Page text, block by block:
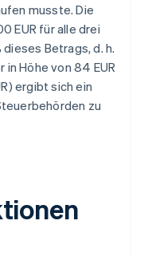
musste. Die
EUR für alle drei
Betrags, d. h.
in Höhe von 84 EUR
ergibt sich ein
zu